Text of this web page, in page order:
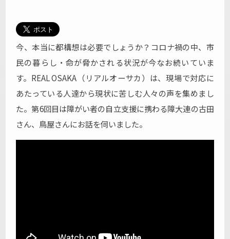
ダウンロード
REAL OSAKA PRESS
ポスター・ポストカード・パネル
都構想よりコロナ対策
今、本当に都構想は必要でしょうか？コロナ禍の中、市
民の暮らし・命が脅かされる状況が今なお続いていま
す。REAL OSAKA（リアルオーサカ）は、現場で対応に
あたっている人達から現状に苦しむ人々の声を集めまし
た。第6回目は障がい者の自立支援に携わる障大連の古田
さん、鳥屋さんにお話を伺いました。